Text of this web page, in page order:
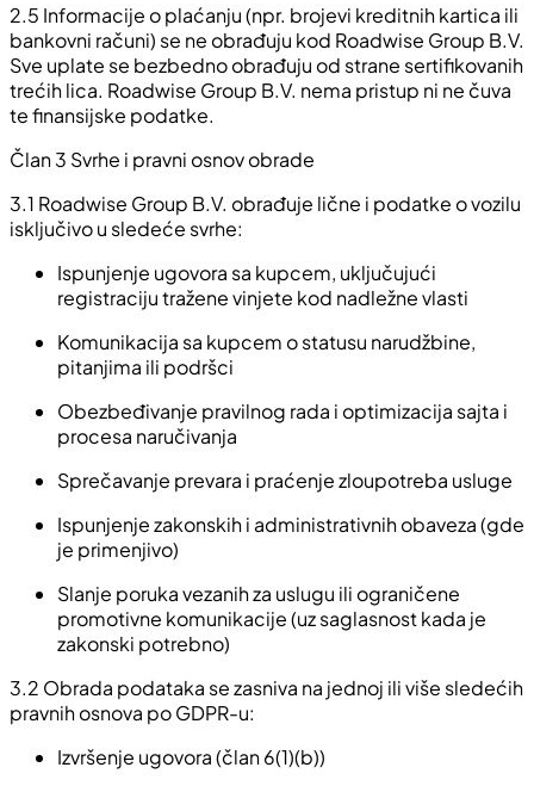
2.5 Informacije o plaćanju (npr. brojevi kreditnih kartica ili
bankovni računi) se ne obrađuju kod Roadwise Group B.V.
Sve uplate se bezbedno obrađuju od strane sertifikovanih
trećih lica. Roadwise Group B.V. nema pristup ni ne čuva
te finansijske podatke.
Član 3 Svrhe i pravni osnov obrade
3.1 Roadwise Group B.V. obrađuje lične i podatke o vozilu
isključivo u sledeće svrhe:
Ispunjenje ugovora sa kupcem, uključujući
registraciju tražene vinjete kod nadležne vlasti
Komunikacija sa kupcem o statusu narudžbine,
pitanjima ili podršci
Obezbeđivanje pravilnog rada i optimizacija sajta i
procesa naručivanja
Sprečavanje prevara i praćenje zloupotreba usluge
Ispunjenje zakonskih i administrativnih obaveza (gde
je primenjivo)
Slanje poruka vezanih za uslugu ili ograničene
promotivne komunikacije (uz saglasnost kada je
zakonski potrebno)
3.2 Obrada podataka se zasniva na jednoj ili više sledećih
pravnih osnova po GDPR-u:
Izvršenje ugovora (član 6(1)(b))